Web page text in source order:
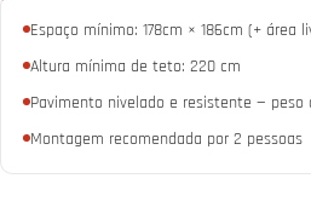
Espaço mínimo: 178cm × 186cm (+ área
Altura mínima de teto: 220 cm
Pavimento nivelado e resistente — peso
Montagem recomendada por 2 pessoas